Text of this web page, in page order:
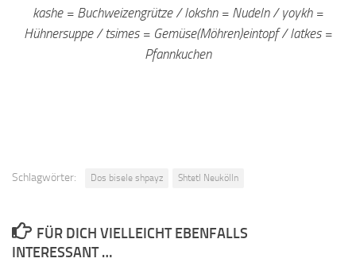
kashe = Buchweizengrütze / lokshn = Nudeln / yoykh =
Hühnersuppe / tsimes = Gemüse(Möhren)eintopf / latkes =
Pfannkuchen
Schlagwörter: Dos bisele shpayz Shtetl Neukölln
FÜR DICH VIELLEICHT EBENFALLS
INTERESSANT …